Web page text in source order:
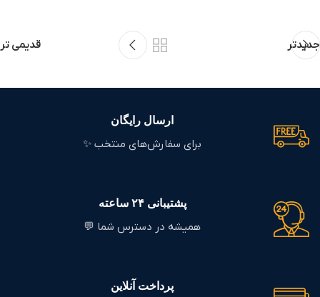
جدیدتر قدیمی تر
ارسال رایگان
برای سفارش‌های منتخب ✨
پشتیبانی ۲۴ ساعته
همیشه در دسترس شما 💬
پرداخت آنلاین